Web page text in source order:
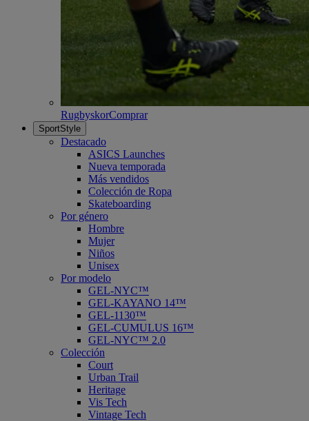
RugbyskorComprar
SportStyle
Destacado
ASICS Launches
Nueva temporada
Más vendidos
Colección de Ropa
Skateboarding
Por género
Hombre
Mujer
Niños
Unisex
Por modelo
GEL-NYC™
GEL-KAYANO 14™
GEL-1130™
GEL-CUMULUS 16™
GEL-NYC™ 2.0
Colección
Court
Urban Trail
Heritage
Vis Tech
Vintage Tech